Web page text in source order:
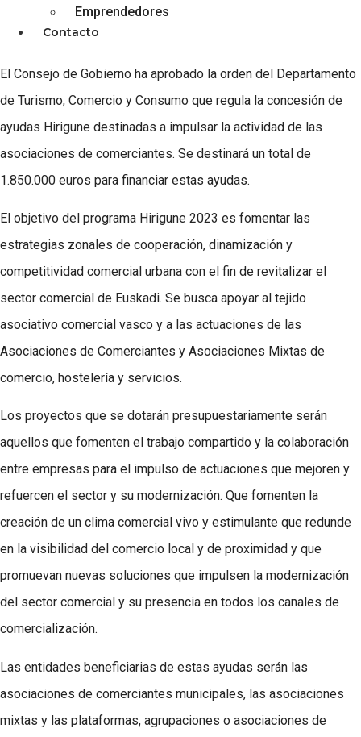
Emprendedores
Contacto
El Consejo de Gobierno ha aprobado la orden del Departamento
de Turismo, Comercio y Consumo que regula la concesión de
ayudas Hirigune destinadas a impulsar la actividad de las
asociaciones de comerciantes. Se destinará un total de
1.850.000 euros para financiar estas ayudas.
El objetivo del programa Hirigune 2023 es fomentar las
estrategias zonales de cooperación, dinamización y
competitividad comercial urbana con el fin de revitalizar el
sector comercial de Euskadi. Se busca apoyar al tejido
asociativo comercial vasco y a las actuaciones de las
Asociaciones de Comerciantes y Asociaciones Mixtas de
comercio, hostelería y servicios.
Los proyectos que se dotarán presupuestariamente serán
aquellos que fomenten el trabajo compartido y la colaboración
entre empresas para el impulso de actuaciones que mejoren y
refuercen el sector y su modernización. Que fomenten la
creación de un clima comercial vivo y estimulante que redunde
en la visibilidad del comercio local y de proximidad y que
promuevan nuevas soluciones que impulsen la modernización
del sector comercial y su presencia en todos los canales de
comercialización.
Las entidades beneficiarias de estas ayudas serán las
asociaciones de comerciantes municipales, las asociaciones
mixtas y las plataformas, agrupaciones o asociaciones de